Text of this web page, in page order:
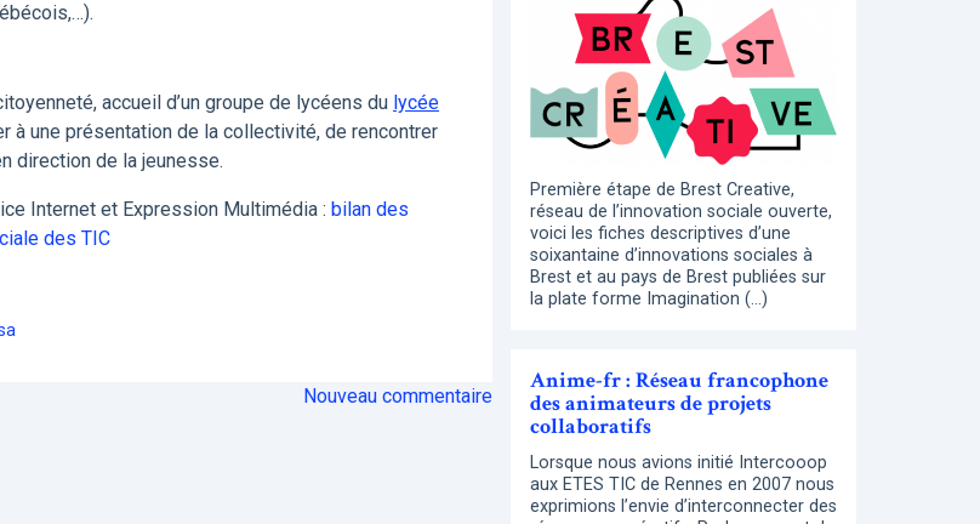
accueil d’un groupe de lycéens du lycée
à une présentation de la collectivité, de rencontrer
direction de la jeunesse.
Internet et Expression Multimédia : bilan des
des TIC
Nouveau commentaire
Première étape de Brest Creative,
réseau de l’innovation sociale ouverte,
voici les fiches descriptives d’une
soixantaine d’innovations sociales à
Brest et au pays de Brest publiées sur
la plate forme Imagination (…)
Anime-fr : Réseau francophone
des animateurs de projets
collaboratifs
Lorsque nous avions initié Intercooop
aux ETES TIC de Rennes en 2007 nous
exprimions l’envie d’interconnecter des